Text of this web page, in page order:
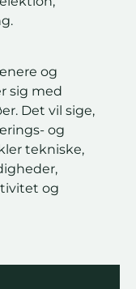
og
sig med
Det vil sige,
og
tekniske,
og